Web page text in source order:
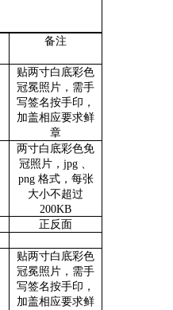
备注
贴两寸白底彩色
冠冕照片，需手
写签名按手印，
加盖相应要求鲜
章
两寸白底彩色免
冠照片， jpg 、
png 格式，每张
大小不超过
200KB
正反面
贴两寸白底彩色
冠冕照片，需手
写签名按手印，
加盖相应要求鲜